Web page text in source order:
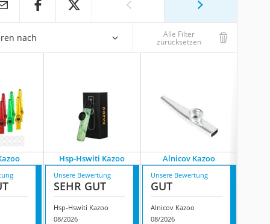
nach Alle Filter
zurücksetzen
Hsp-Hswiti Kazoo Alnicov Kazoo
Unsere Bewertung
SEHR GUT
Hsp-Hswiti Kazoo
08/2026
Unsere Bewertung
GUT
Alnicov Kazoo
08/2026